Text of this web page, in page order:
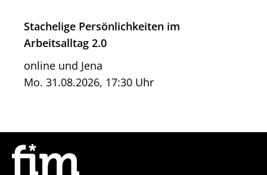
Stachelige Persönlichkeiten im
Arbeitsalltag 2.0
online und Jena
Mo. 31.08.2026, 17:30 Uhr